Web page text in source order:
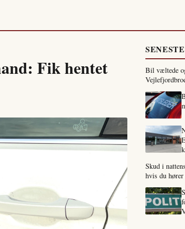
Fik hentet
SENESTE
Bil væltede
Skud i
hvis du hører